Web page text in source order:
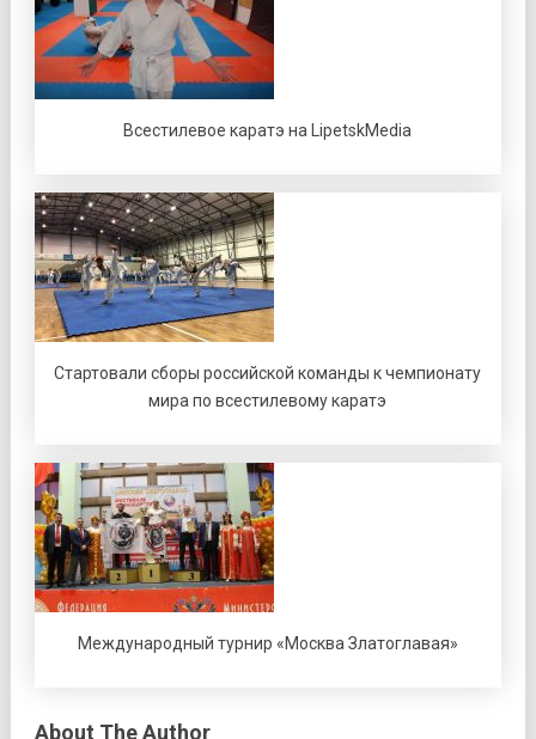
Всестилевое каратэ на LipetskMedia
Стартовали сборы российской команды к чемпионату
мира по всестилевому каратэ
Международный турнир «Москва Златоглавая»
About The Author